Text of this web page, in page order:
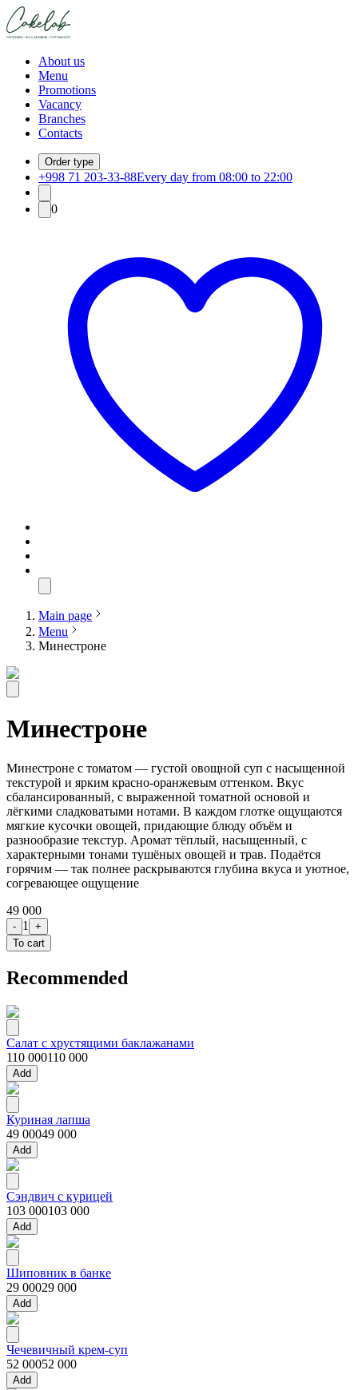
About us
Menu
Promotions
Vacancy
Branches
Contacts
Order type
+998 71 203-33-88Every day from 08:00 to 22:00
0
Main page
Menu
Минестроне
Минестроне
Минестроне с томатом — густой овощной суп с насыщенной
текстурой и ярким красно‑оранжевым оттенком. Вкус
сбалансированный, с выраженной томатной основой и
лёгкими сладковатыми нотами. В каждом глотке ощущаются
мягкие кусочки овощей, придающие блюду объём и
разнообразие текстур. Аромат тёплый, насыщенный, с
характерными тонами тушёных овощей и трав. Подаётся
горячим — так полнее раскрываются глубина вкуса и уютное,
согревающее ощущение
49 000
- 1
+
To cart
Recommended
Салат с хрустящими баклажанами
110 000110 000
Add
Куриная лапша
49 00049 000
Add
Сэндвич с курицей
103 000103 000
Add
Шиповник в банке
29 00029 000
Add
Чечевичный крем‑суп
52 00052 000
Add